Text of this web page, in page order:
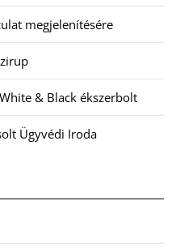
megjelenítésére
& Black ékszerbolt
Ügyvédi Iroda